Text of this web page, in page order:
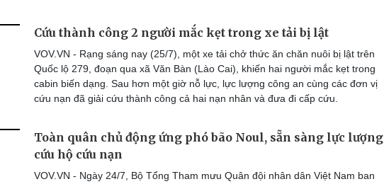
Cứu thành công 2 người mắc kẹt trong xe tải bị lật
VOV.VN - Rạng sáng nay (25/7), một xe tải chở thức ăn chăn nuôi bị lật trên
Quốc lộ 279, đoạn qua xã Văn Bàn (Lào Cai), khiến hai người mắc kẹt trong
cabin biến dạng. Sau hơn một giờ nỗ lực, lực lượng công an cùng các đơn vị
cứu nạn đã giải cứu thành công cả hai nạn nhân và đưa đi cấp cứu.
Toàn quân chủ động ứng phó bão Noul, sẵn sàng lực lượng
cứu hộ cứu nạn
VOV.VN - Ngày 24/7, Bộ Tổng Tham mưu Quân đội nhân dân Việt Nam ban